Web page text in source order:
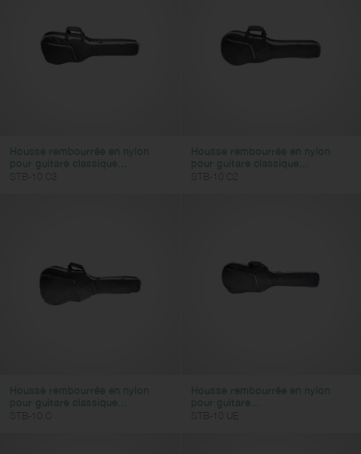
Housse rembourrée en nylon
pour guitare classique...
Housse rembourrée en nylon
pour guitare classique...
Housse rembourrée en nylon
pour guitare classique...
Housse rembourrée en nylon
pour guitare...